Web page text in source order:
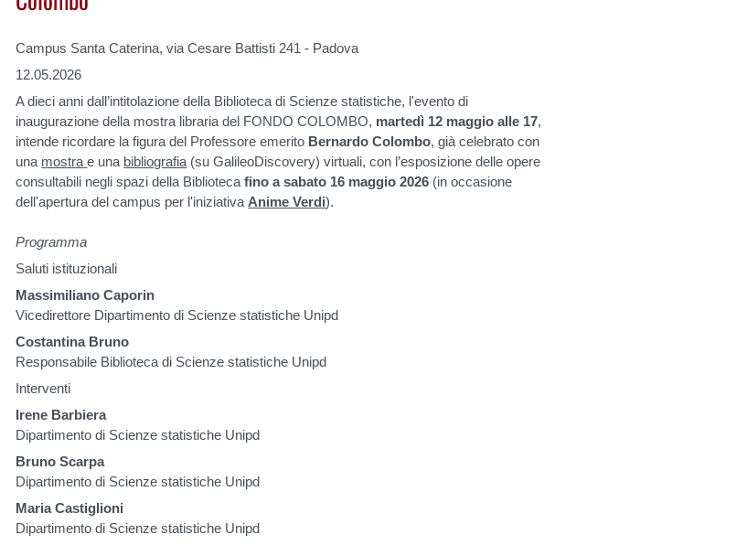
Campus Santa Caterina, via Cesare Battisti 241 - Padova
12.05.2026
A dieci anni dall’intitolazione della Biblioteca di Scienze statistiche, l'evento di
inaugurazione della mostra libraria del FONDO COLOMBO, martedì 12 maggio alle 17,
intende ricordare la figura del Professore emerito Bernardo Colombo, già celebrato con
una mostra e una bibliografia (su GalileoDiscovery) virtuali, con l’esposizione delle opere
consultabili negli spazi della Bibliotecafino a sabato 16 maggio 2026 (in occasione
dell'apertura del campus per l'iniziativa Anime Verdi).
Programma
Saluti istituzionali
Massimiliano Caporin
Vicedirettore Dipartimento di Scienze statistiche Unipd
Costantina Bruno
Responsabile Biblioteca di Scienze statistiche Unipd
Interventi
Irene Barbiera
Dipartimento di Scienze statistiche Unipd
Bruno Scarpa
Dipartimento di Scienze statistiche Unipd
Maria Castiglioni
Dipartimento di Scienze statistiche Unipd